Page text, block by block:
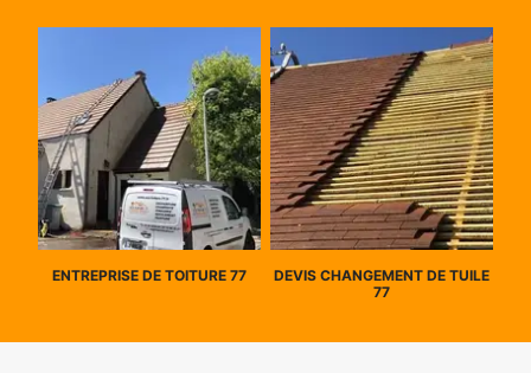
ENTREPRISE DE TOITURE 77
DEVIS CHANGEMENT DE TUILE
77